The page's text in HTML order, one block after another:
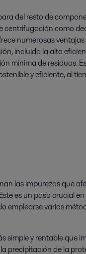
del resto de
centrifugación como
numerosas
incluida la alta
mínima de residuos.
y eficiente, al
las impurezas que
es un paso crucial
emplearse varios
simple y rentable que
precipitación de la